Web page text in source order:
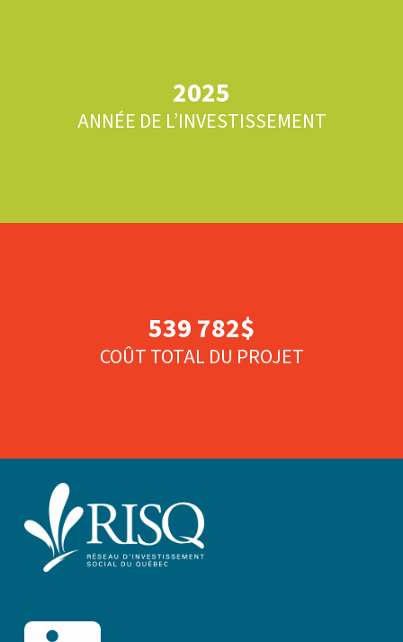
2025
ANNÉE DE L’INVESTISSEMENT
539 782$
COÛT TOTAL DU PROJET